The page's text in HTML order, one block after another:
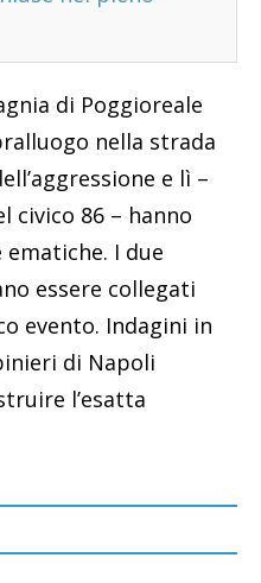
di Poggioreale
nella strada
e lì –
civico 86 – hanno
I due
essere collegati
evento. Indagini in
di Napoli
l’esatta